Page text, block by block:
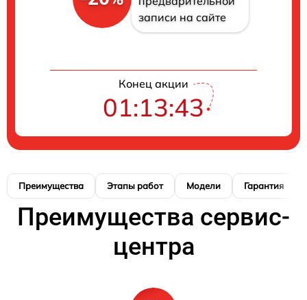
записи на сайте
Конец акции
01:13:42
Преимущества Этапы работ Модели Гарантия
Преимущества сервис-
центра